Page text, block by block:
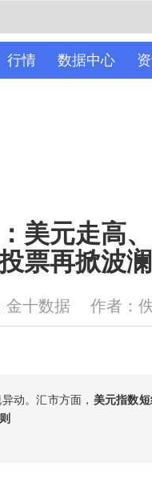
行情 数据中心
美元走高
票再掀波澜
金十数据 作者：
动。汇市方面， 美元指数